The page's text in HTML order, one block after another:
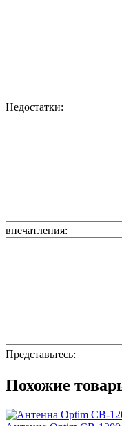
Недостатки:
впечатления:
Представьтесь:
Похожие